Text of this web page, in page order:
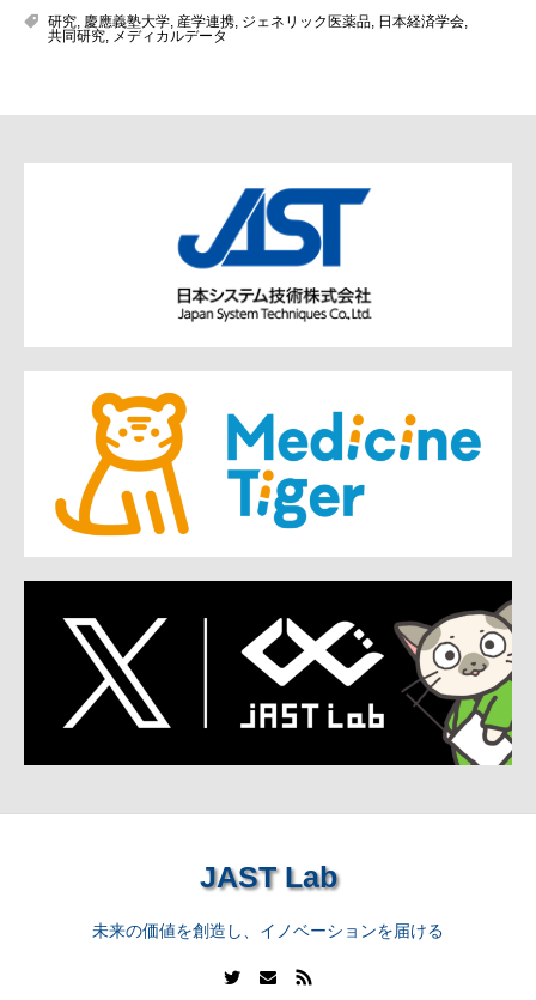
研究, 慶應義塾大学, 産学連携, ジェネリック医薬品, 日本経済学会,
共同研究, メディカルデータ
JAST Lab
未来の価値を創造し、イノベーションを届ける